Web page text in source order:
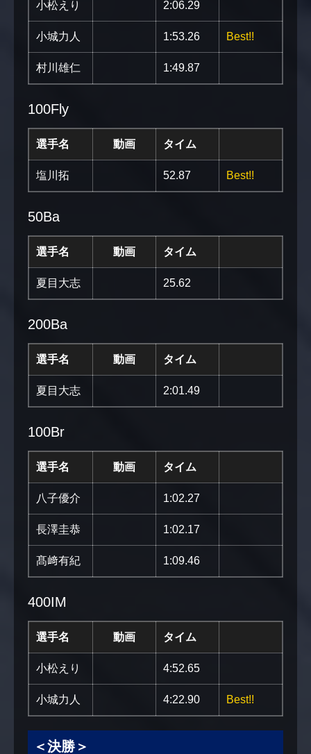
小松えり 2:06.29
小城力人 1:53.26 Best!!
村川雄仁 1:49.87
100Fly
選手名 動画 タイム
塩川拓 52.87 Best!!
50Ba
選手名 動画 タイム
夏目大志 25.62
200Ba
選手名 動画 タイム
夏目大志 2:01.49
100Br
選手名 動画 タイム
八子優介 1:02.27
長澤圭恭 1:02.17
髙﨑有紀 1:09.46
400IM
選手名 動画 タイム
小松えり 4:52.65
小城力人 4:22.90 Best!!
＜決勝＞